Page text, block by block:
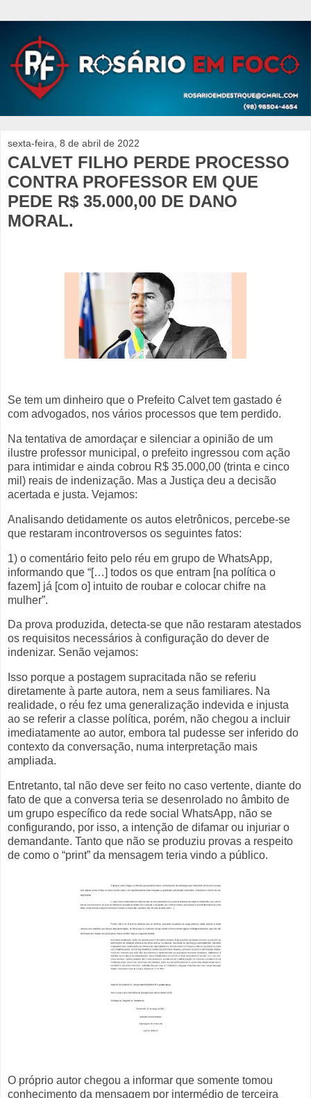
sexta-feira, 8 de abril de 2022
CALVET FILHO PERDE PROCESSO
CONTRA PROFESSOR EM QUE
PEDE R$ 35.000,00 DE DANO
MORAL.
Se tem um dinheiro que o Prefeito Calvet tem gastado é
com advogados, nos vários processos que tem perdido.
Na tentativa de amordaçar e silenciar a opinião de um
ilustre professor municipal, o prefeito ingressou com ação
para intimidar e ainda cobrou R$ 35.000,00 (trinta e cinco
mil) reais de indenização. Mas a Justiça deu a decisão
acertada e justa. Vejamos:
Analisando detidamente os autos eletrônicos, percebe-se
que restaram incontroversos os seguintes fatos:
1) o comentário feito pelo réu em grupo de WhatsApp,
informando que “[…] todos os que entram [na política o
fazem] já [com o] intuito de roubar e colocar chifre na
mulher”.
Da prova produzida, detecta-se que não restaram atestados
os requisitos necessários à configuração do dever de
indenizar. Senão vejamos:
Isso porque a postagem supracitada não se referiu
diretamente à parte autora, nem a seus familiares. Na
realidade, o réu fez uma generalização indevida e injusta
ao se referir a classe política, porém, não chegou a incluir
imediatamente ao autor, embora tal pudesse ser inferido do
contexto da conversação, numa interpretação mais
ampliada.
Entretanto, tal não deve ser feito no caso vertente, diante do
fato de que a conversa teria se desenrolado no âmbito de
um grupo específico da rede social WhatsApp, não se
configurando, por isso, a intenção de difamar ou injuriar o
demandante. Tanto que não se produziu provas a respeito
de como o “print” da mensagem teria vindo a público.
O próprio autor chegou a informar que somente tomou
conhecimento da mensagem por intermédio de terceira